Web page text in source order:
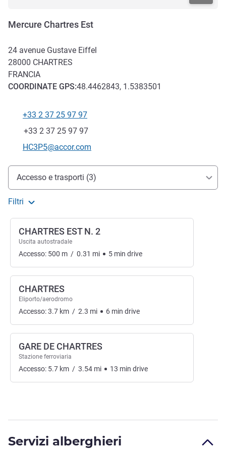
Mercure Chartres Est
24 avenue Gustave Eiffel
28000 CHARTRES
FRANCIA
COORDINATE GPS:48.4462843, 1.5383501
Telefono
+33 2 37 25 97 97
Fax
+33 2 37 25 97 97
E-mail di contatto
HC3P5@accor.com
Accesso e trasporti
Accesso e trasporti (3)
Filtri
CHARTRES EST N. 2
Uscita autostradale
Accesso: 500 m / 0.31 mi 5 min drive
CHARTRES
Eliporto/aerodromo
Accesso:3.7 km / 2.3 mi 6 min drive
GARE DE CHARTRES
Stazione ferroviaria
Accesso: 5.7 km / 3.54 mi 13 min drive
Servizi alberghieri